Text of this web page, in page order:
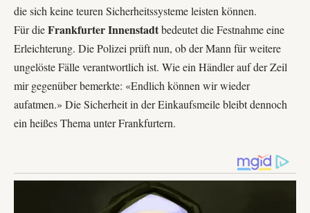
die sich keine teuren Sicherheitssysteme leisten können.
Für dieFrankfurter Innenstadtbedeutet die Festnahme eine
Erleichterung. Die Polizei prüft nun, ob der Mann für weitere
ungelöste Fälle verantwortlich ist. Wie ein Händler auf der Zeil
mir gegenüber bemerkte: «Endlich können wir wieder
aufatmen.» Die Sicherheit in der Einkaufsmeile bleibt dennoch
ein heißes Thema unter Frankfurtern.